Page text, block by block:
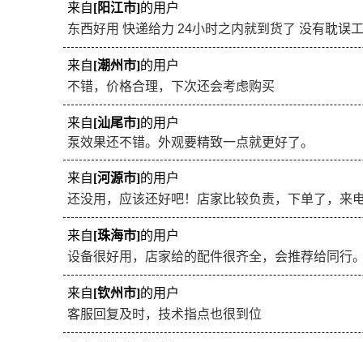
来自[阳江市]的用户
东西好用 快递给力 24小时之内就到货了 没有耽误
来自[潮州市]的用户
不错，价格合理，下次还会考虑购买
来自[汕尾市]的用户
泵效果还不错。外观要精致一点就更好了。
来自[河源市]的用户
还没用，应该还好吧！店家比较负责，下单了，来
来自[珠海市]的用户
设备很好用，店家给的配件很齐全，会推荐给同行
来自[钦州市]的用户
客服回复及时，技术指点也很到位